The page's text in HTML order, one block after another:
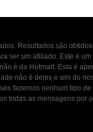
Resultados são
ser um afiliado. Este é
é da Hotmart. Esta é
não é deles e sim do
fazemos nenhum tipo
todas as mensagens por